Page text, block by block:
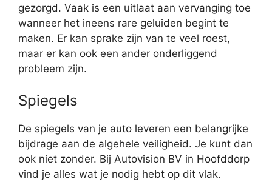
gezorgd. Vaak is een uitlaat aan vervanging toe
wanneer het ineens rare geluiden begint te
maken. Er kan sprake zijn van te veel roest,
maar er kan ook een ander onderliggend
probleem zijn.
Spiegels
De spiegels van je auto leveren een belangrijke
bijdrage aan de algehele veiligheid. Je kunt dan
ook niet zonder. Bij Autovision BV in Hoofddorp
vind je alles wat je nodig hebt op dit vlak.